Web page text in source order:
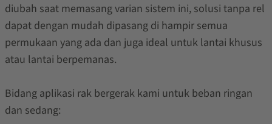
diubah saat memasang varian sistem ini, solusi tanpa rel
dapat dengan mudah dipasang di hampir semua
permukaan yang ada dan juga ideal untuk lantai khusus
atau lantai berpemanas.
Bidang aplikasi rak bergerak kami untuk beban ringan
dan sedang: